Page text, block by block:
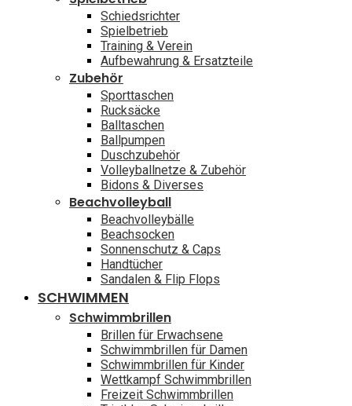
Schiedsrichter
Spielbetrieb
Training & Verein
Aufbewahrung & Ersatzteile
Zubehör
Sporttaschen
Rucksäcke
Balltaschen
Ballpumpen
Duschzubehör
Volleyballnetze & Zubehör
Bidons & Diverses
Beachvolleyball
Beachvolleybälle
Beachsocken
Sonnenschutz & Caps
Handtücher
Sandalen & Flip Flops
SCHWIMMEN
Schwimmbrillen
Brillen für Erwachsene
Schwimmbrillen für Damen
Schwimmbrillen für Kinder
Wettkampf Schwimmbrillen
Freizeit Schwimmbrillen